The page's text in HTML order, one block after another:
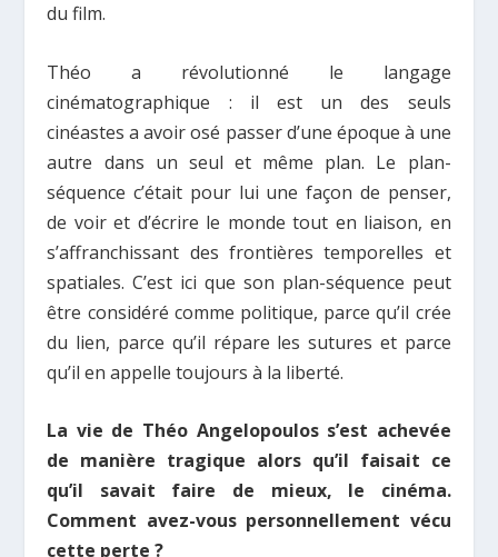
du film.
Théo a révolutionné le langage
cinématographique : il est un des seuls
cinéastes a avoir osé passer d’une époque à une
autre dans un seul et même plan. Le plan-
séquence c’était pour lui une façon de penser,
de voir et d’écrire le monde tout en liaison, en
s’affranchissant des frontières temporelles et
spatiales. C’est ici que son plan-séquence peut
être considéré comme politique, parce qu’il crée
du lien, parce qu’il répare les sutures et parce
qu’il en appelle toujours à la liberté.
La vie de Théo Angelopoulos s’est achevée
de manière tragique alors qu’il faisait ce
qu’il savait faire de mieux, le cinéma.
Comment avez-vous personnellement vécu
cette perte ?